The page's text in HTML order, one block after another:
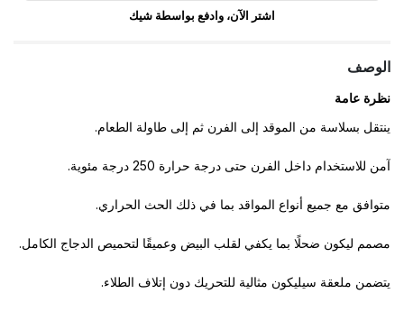
اشتر الآن، وادفع بواسطة شيك
الوصف
نظرة عامة
ينتقل بسلاسة من الموقد إلى الفرن ثم إلى طاولة الطعام.
آمن للاستخدام داخل الفرن حتى درجة حرارة 250 درجة مئوية.
متوافق مع جميع أنواع المواقد بما في ذلك الحث الحراري.
مصمم ليكون ضحلًا بما يكفي لقلب البيض وعميقًا لتحميص الدجاج الكامل.
يتضمن ملعقة سيليكون مثالية للتحريك دون إتلاف الطلاء.